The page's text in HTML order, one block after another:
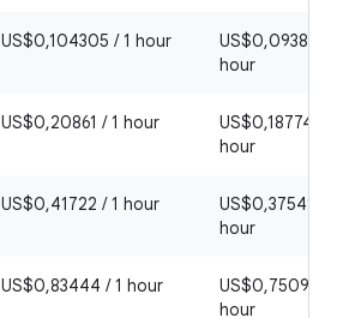
US$0,104305 / 1 hour
US$0,0938745
hour
US$0,20861 / 1 hour
US$0,187749 / 1
hour
US$0,41722 / 1 hour
US$0,375498 /
hour
US$0,83444 / 1 hour
US$0,750996 /
hour